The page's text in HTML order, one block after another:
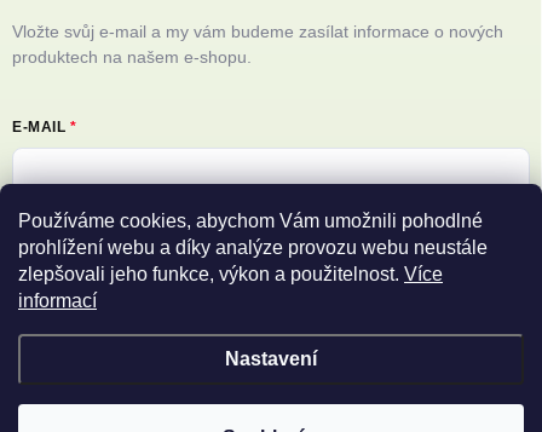
Používáme cookies, abychom Vám umožnili pohodlné
prohlížení webu a díky analýze provozu webu neustále
zlepšovali jeho funkce, výkon a použitelnost. Více
informací
Nastavení
Vložte svůj e-mail a my vám budeme zasílat informace o nových
produktech na našem e-shopu.
E-MAIL
Vložením e-mailu souhlasíte spodmínkami ochrany osobních údajů
Přihlásit se
Filipovy iPhony . Všechna práva vyhrazena.